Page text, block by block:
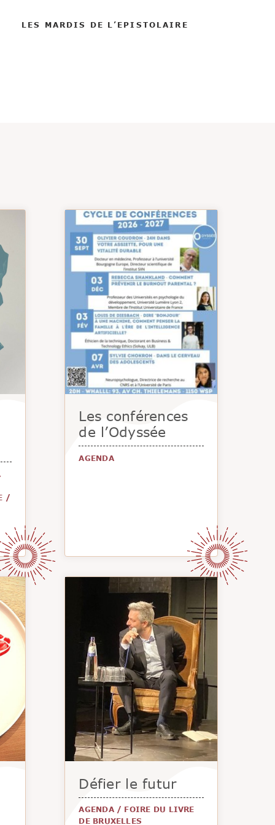
LES MARDIS DE L’EPISTOLAIRE
/
Les conférences
de l’Odyssée
AGENDA
Défier le futur
AGENDA/ FOIRE DU LIVRE
DE BRUXELLES